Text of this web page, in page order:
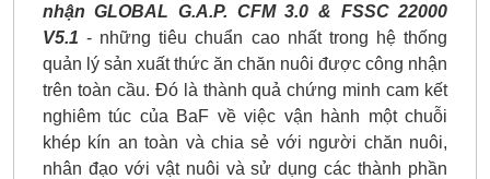
nhận GLOBAL G.A.P. CFM 3.0 & FSSC 22000
V5.1 - những tiêu chuẩn cao nhất trong hệ thống
quản lý sản xuất thức ăn chăn nuôi được công nhận
trên toàn cầu. Đó là thành quả chứng minh cam kết
nghiêm túc của BaF về việc vận hành một chuỗi
khép kín an toàn và chia sẻ với người chăn nuôi,
nhân đạo với vật nuôi và sử dụng các thành phần